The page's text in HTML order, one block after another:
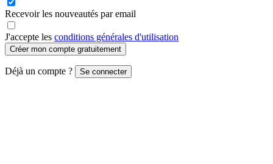
Recevoir les nouveautés par email
J'accepte les conditions générales d'utilisation
Créer mon compte gratuitement
Déjà un compte ? Se connecter